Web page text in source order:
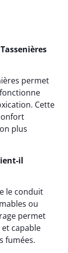
permet
Cette
plus
il
le conduit
ou
permet
capable
fumées.